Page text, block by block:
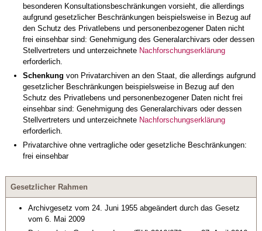
besonderen Konsultationsbeschränkungen vorsieht, die allerdings
aufgrund gesetzlicher Beschränkungen beispielsweise in Bezug auf
den Schutz des Privatlebens und personenbezogener Daten nicht
frei einsehbar sind: Genehmigung des Generalarchivars oder dessen
Stellvertreters und unterzeichnete Nachforschungserklärung
erforderlich.
Schenkung von Privatarchiven an den Staat, die allerdings aufgrund
gesetzlicher Beschränkungen beispielsweise in Bezug auf den
Schutz des Privatlebens und personenbezogener Daten nicht frei
einsehbar sind: Genehmigung des Generalarchivars oder dessen
Stellvertreters und unterzeichnete Nachforschungserklärung
erforderlich.
Privatarchive ohne vertragliche oder gesetzliche Beschränkungen:
frei einsehbar
Gesetzlicher Rahmen
Archivgesetz vom 24. Juni 1955 abgeändert durch das Gesetz
vom 6. Mai 2009